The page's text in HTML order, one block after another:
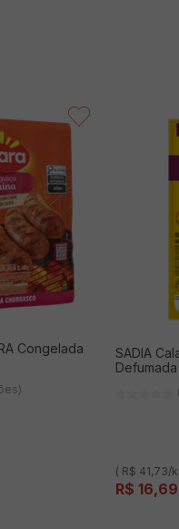
Congelada
SADIA
( R$ 41,73/
R$ 16,69